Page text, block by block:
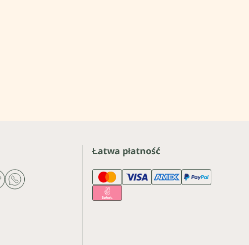
Łatwa płatność